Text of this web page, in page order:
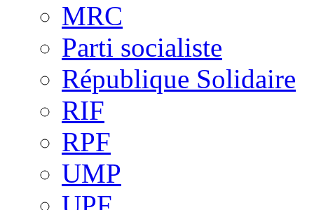
MRC
Parti socialiste
République Solidaire
RIF
RPF
UMP